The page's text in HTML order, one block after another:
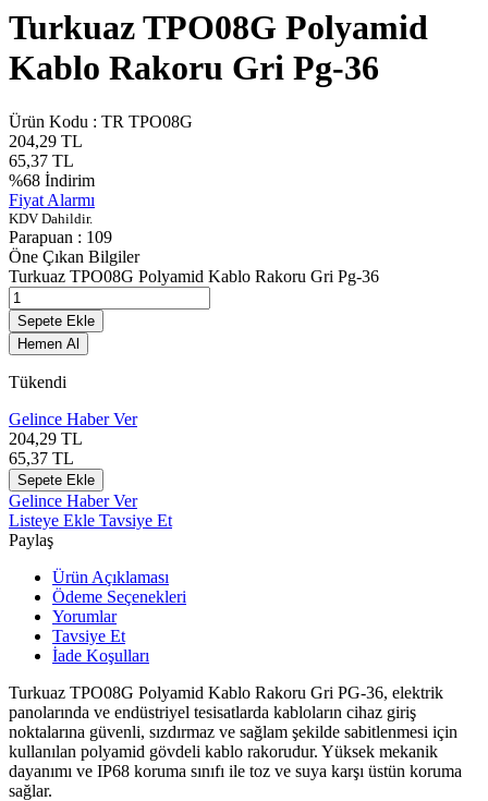
Turkuaz TPO08G Polyamid
Kablo Rakoru Gri Pg-36
Ürün Kodu : TR TPO08G
204,29 TL
65,37 TL
%68 İndirim
Fiyat Alarmı
KDV Dahildir.
Parapuan : 109
Öne Çıkan Bilgiler
Turkuaz TPO08G Polyamid Kablo Rakoru Gri Pg-36
Sepete Ekle
Hemen Al
Tükendi
Gelince Haber Ver
204,29 TL
65,37 TL
Sepete Ekle
Gelince Haber Ver
Listeye Ekle Tavsiye Et
Paylaş
Ürün Açıklaması
Ödeme Seçenekleri
Yorumlar
Tavsiye Et
İade Koşulları
Turkuaz TPO08G Polyamid Kablo Rakoru Gri PG-36, elektrik
panolarında ve endüstriyel tesisatlarda kabloların cihaz giriş
noktalarına güvenli, sızdırmaz ve sağlam şekilde sabitlenmesi için
kullanılan polyamid gövdeli kablo rakorudur. Yüksek mekanik
dayanımı ve IP68 koruma sınıfı ile toz ve suya karşı üstün koruma
sağlar.